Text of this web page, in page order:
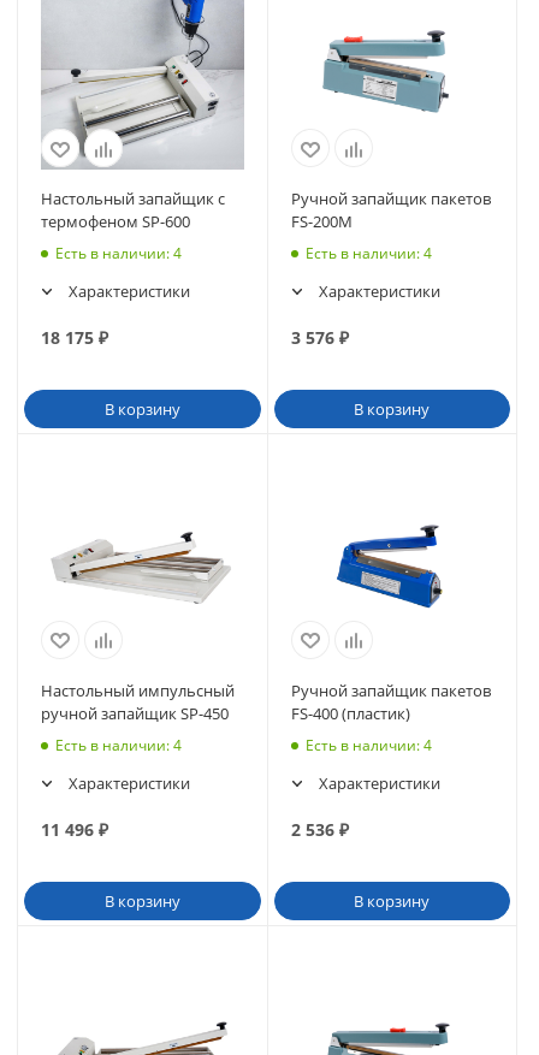
Настольный запайщик с
термофеном SP-600
Есть в наличии: 4
Характеристики
18 175 ₽
В корзину
Ручной запайщик пакетов
FS-200M
Есть в наличии: 4
Характеристики
3 576₽
В корзину
Настольный импульсный
ручной запайщик SP-450
Есть в наличии: 4
Характеристики
11 496 ₽
В корзину
Ручной запайщик пакетов
FS-400 (пластик)
Есть в наличии: 4
Характеристики
2 536₽
В корзину